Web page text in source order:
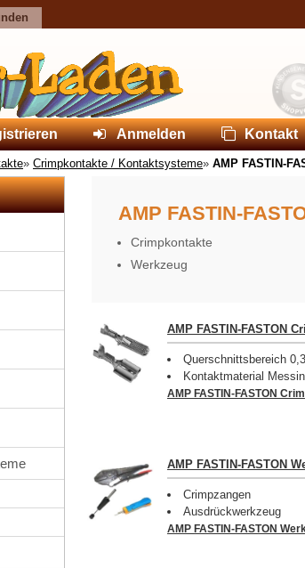
Anmelden Kontakt
» Crimpkontakte / Kontaktsysteme» AMP FASTIN-
AMP FASTIN-
Crimpkontakte
Werkzeug
AMP FASTIN-FASTON
Querschnittsbereich
Kontaktmaterial
AMP FASTIN-FASTON
AMP FASTIN-FASTON
Crimpzangen
Ausdrückwerkzeug
AMP FASTIN-FASTON